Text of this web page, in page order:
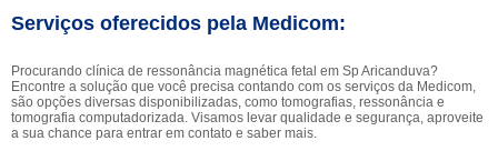
Serviços oferecidos pela Medicom:
Procurando clínica de ressonância magnética fetal em Sp Aricanduva?
Encontre a solução que você precisa contando com os serviços da Medicom,
são opções diversas disponibilizadas, como tomografias, ressonância e
tomografia computadorizada. Visamos levar qualidade e segurança, aproveite
a sua chance para entrar em contato e saber mais.